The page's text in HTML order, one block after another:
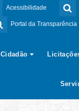
Acessibilidade
Portal da Transparência
Cidadão